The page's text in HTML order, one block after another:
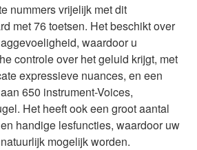
nummers vrijelijk met dit
met 76 toetsen. Het beschikt over
waardoor u
controle over het geluid krijgt, met
expressieve nuances, en een
650 instrument-Voices,
Het heeft ook een groot aantal
handige lesfuncties, waardoor uw
mogelijk worden.